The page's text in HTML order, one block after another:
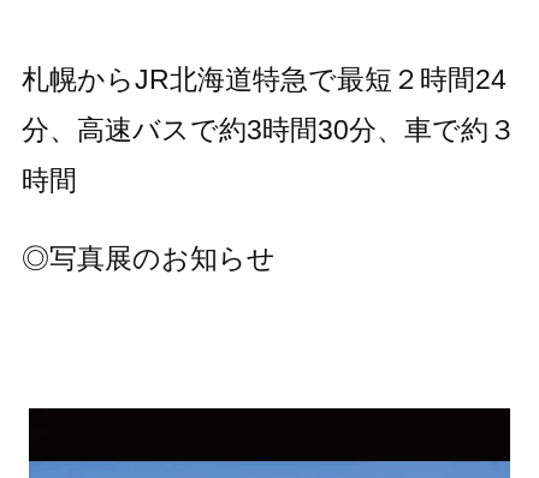
札幌からJR北海道特急で最短２時間24
分、高速バスで約3時間30分、車で約３
時間
◎写真展のお知らせ